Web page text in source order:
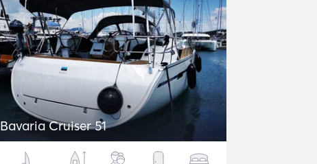
Bavaria Cruiser 51